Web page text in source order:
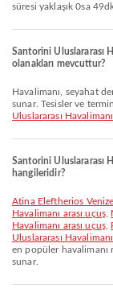
süresi yaklaşık 0sa
Santorini Uluslararası
olanakları mevcuttur?
Havalimanı, seyahat deneyiminizi geliştirmek için Taksi ve birçok farklı olanak
sunar. Tesisler ve
Uluslararası Havalimanı
Santorini Uluslararası
hangileridir?
Atina Eleftherios Venizelos Uluslararası Havalimanı - Santorini Uluslararası
Havalimanı arası uçuş,
Havalimanı arası uçuş,
Uluslararası
en popüler havalimanı
sunar.